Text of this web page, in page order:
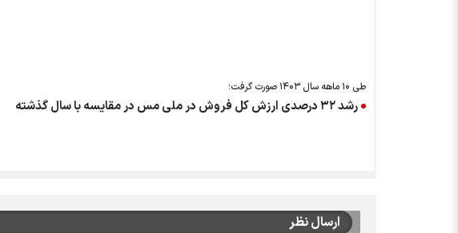
طی ۱۰ ماهه سال ۱۴۰۳ صورت گرفت؛
رشد ۳۲ درصدی ارزش کل فروش در ملی مس در مقایسه با سال گذشته
ارسال نظر